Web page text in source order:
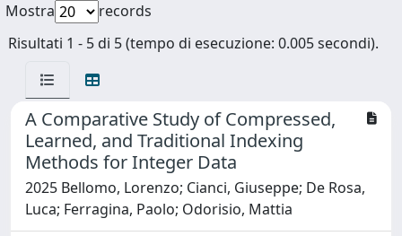
Mostra
records
Risultati 1 - 5 di 5 (tempo di esecuzione: 0.005 secondi).
A Comparative Study of Compressed,
Learned, and Traditional Indexing
Methods for Integer Data
2025 Bellomo, Lorenzo; Cianci, Giuseppe; De Rosa,
Luca; Ferragina, Paolo; Odorisio, Mattia